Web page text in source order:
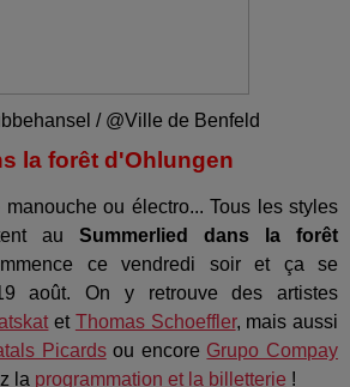
/ @Ville de Benfeld
la forêt d'Ohlungen
manouche ou électro... Tous les styles
au Summerlied dans la forêt
ce vendredi soir et ça se
août. On y retrouve des artistes
et Thomas Schoeffler, mais aussi
Picardsou encore Grupo Compay
la programmation et la billetterie !